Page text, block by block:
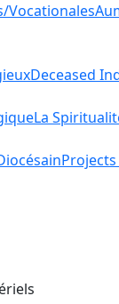
Vocationales
Deceased
La